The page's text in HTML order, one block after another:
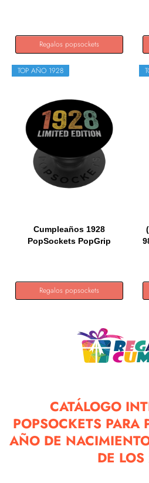
Regalos popsockets
TOP AÑO 1928
Cumpleaños 1928
PopSockets PopGrip
Regalos popsockets
CATÁLOGO
POPSOCKETS PARA
AÑO DE
DE